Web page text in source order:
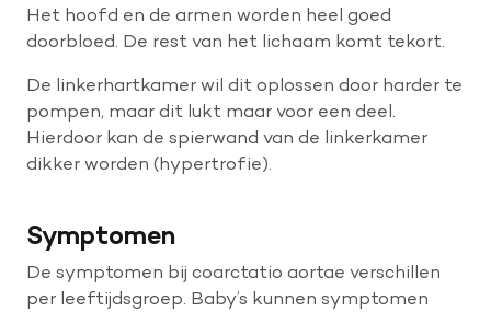
Het hoofd en de armen worden heel goed
doorbloed. De rest van het lichaam komt tekort.
De linkerhartkamer wil dit oplossen door harder te
pompen, maar dit lukt maar voor een deel.
Hierdoor kan de spierwand van de linkerkamer
dikker worden (hypertrofie).
Symptomen
De symptomen bij coarctatio aortae verschillen
per leeftijdsgroep. Baby’s kunnen symptomen